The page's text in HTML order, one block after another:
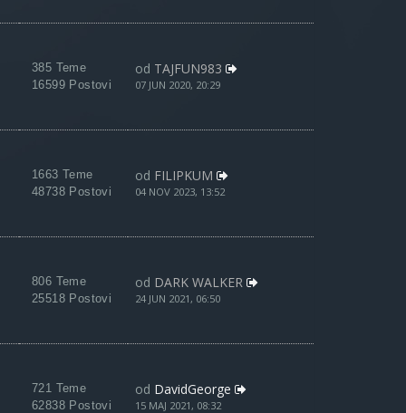
385 Teme
16599 Postovi
od TAJFUN983
07 JUN 2020, 20:29
1663 Teme
48738 Postovi
od FILIPKUM
04 NOV 2023, 13:52
806 Teme
25518 Postovi
od DARK WALKER
24 JUN 2021, 06:50
721 Teme
62838 Postovi
od DavidGeorge
15 MAJ 2021, 08:32